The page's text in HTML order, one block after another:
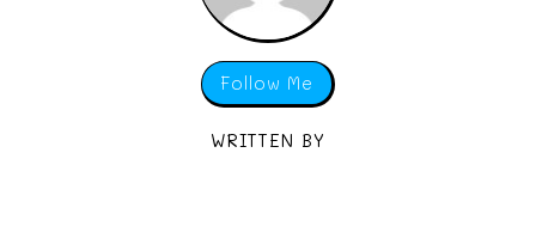
Follow Me
WRITTEN BY